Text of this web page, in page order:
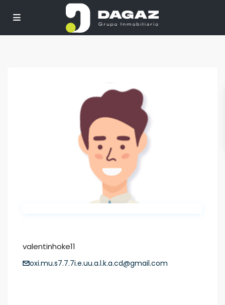
valentinhoke11
oxi.mu.s7.7.7i.e.uu.a.l.k.a.cd@gmail.com